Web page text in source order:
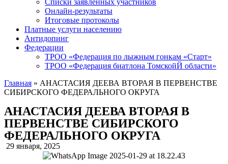
Списки заявленных участников
Онлайн-результаты
Итоговые протоколы
Платные услуги населению
Антидопинг
Федерации
ТРОО «Федерация по лыжным гонкам «Старт»
ТРОО «Федерация биатлона ТомскойЙ области»
Главная » АНАСТАСИЯ ДЕЕВА ВТОРАЯ В ПЕРВЕНСТВЕ
СИБИРСКОГО ФЕДЕРАЛЬНОГО ОКРУГА
АНАСТАСИЯ ДЕЕВА ВТОРАЯ В
ПЕРВЕНСТВЕ СИБИРСКОГО
ФЕДЕРАЛЬНОГО ОКРУГА
29 января, 2025